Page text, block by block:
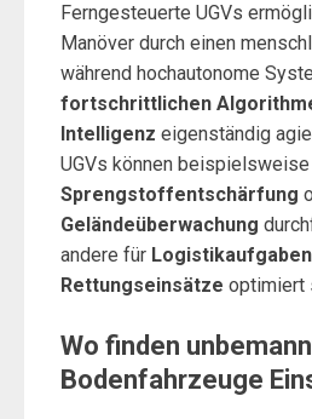
Ferngesteuerte UGVs
Manöver durch einen
während hochautonome
fortschrittlichen
Intelligenz eigenständig
UGVs können beispielsweise
Sprengstoffentschärfung
Geländeüberwachung
andere für Logistikaufgaben
Rettungseinsätze optimiert
Wo finden
Bodenfahrzeuge